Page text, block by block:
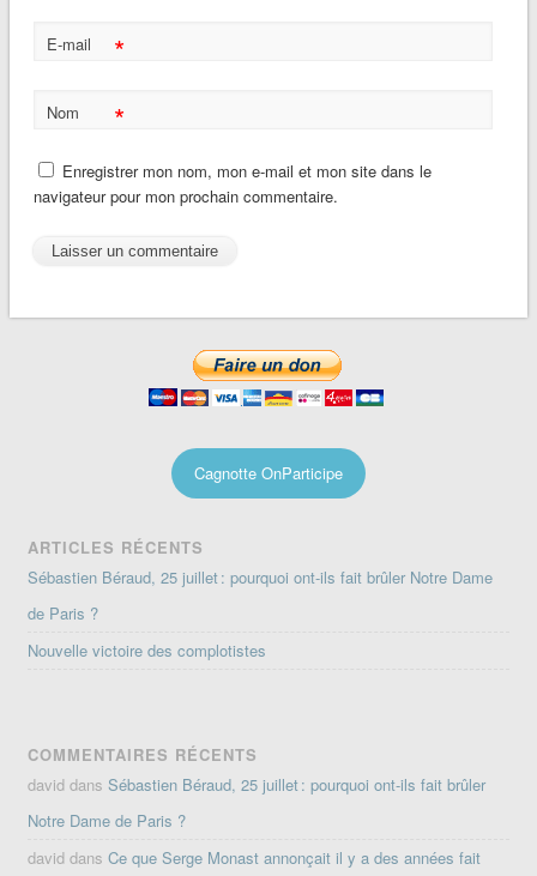
E-mail *
Nom *
Enregistrer mon nom, mon e-mail et mon site dans le
navigateur pour mon prochain commentaire.
Cagnotte OnParticipe
ARTICLES RÉCENTS
Sébastien Béraud, 25 juillet : pourquoi ont-ils fait brûler Notre Dame
de Paris ?
Nouvelle victoire des complotistes
COMMENTAIRES RÉCENTS
david dansSébastien Béraud, 25 juillet : pourquoi ont-ils fait brûler
Notre Dame de Paris ?
david dansCe que Serge Monast annonçait il y a des années fait